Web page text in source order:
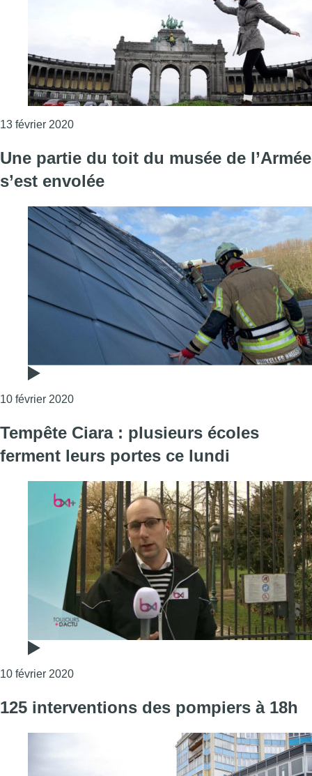
13 février 2020Consulter l'article "De la pluie et des rafales
Une partie du toit du musée de l’Armée
s’est envolée
10 février 2020Consulter l'article "Une partie du toit du musée
Tempête Ciara : plusieurs écoles
ferment leurs portes ce lundi
10 février 2020Consulter l'article "Tempête Ciara : plusieurs
125 interventions des pompiers à 18h